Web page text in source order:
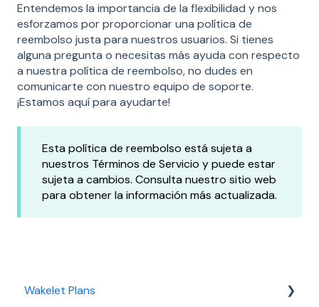
Entendemos la importancia de la flexibilidad y nos
esforzamos por proporcionar una política de
reembolso justa para nuestros usuarios. Si tienes
alguna pregunta o necesitas más ayuda con respecto
a nuestra política de reembolso, no dudes en
comunicarte con nuestro equipo de soporte.
¡Estamos aquí para ayudarte!
Esta política de reembolso está sujeta a
nuestros Términos de Servicio y puede estar
sujeta a cambios. Consulta nuestro sitio web
para obtener la información más actualizada.
Wakelet Plans